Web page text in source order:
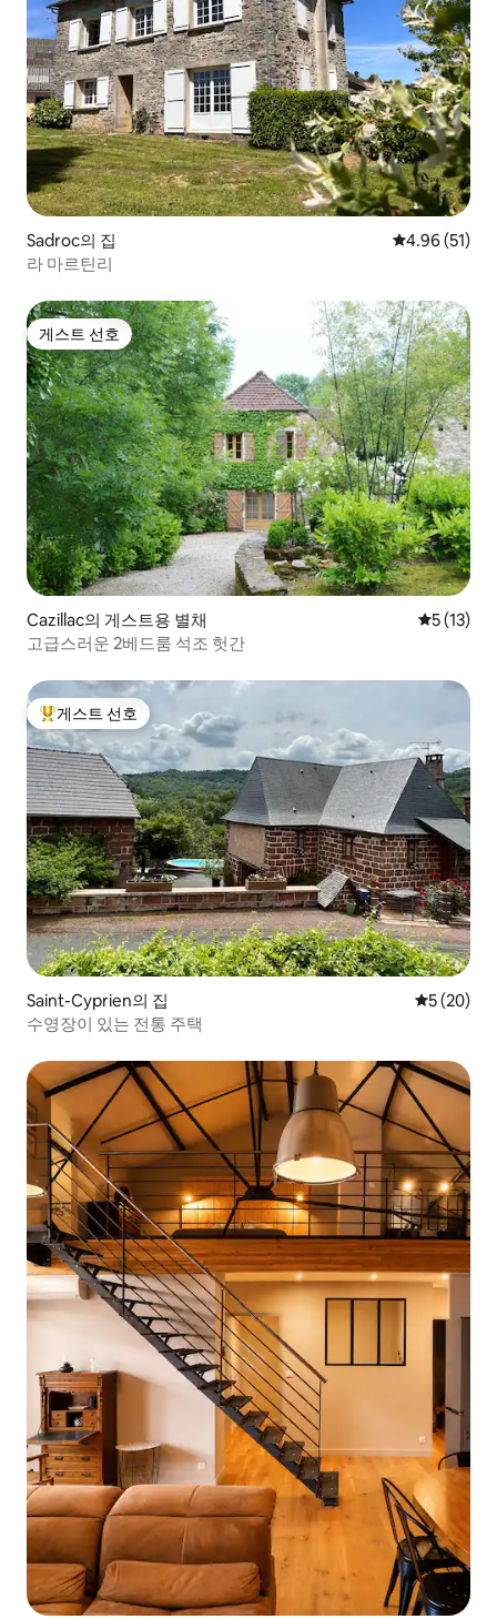
Sadroc의 집 평점 4.96점
4.96 (51)
라 마르틴리
게스트 선호
게스트 선호
Cazillac의 게스트용 별채 평점 5점
5 (13)
고급스러운 2베드룸 석조 헛간
상위 게스트 선호
게스트 선호
Saint-Cyprien의 집 평점 5점(5
5 (20)
수영장이 있는 전통 주택